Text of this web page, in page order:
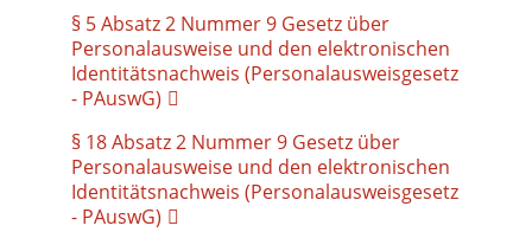
§ 5 Absatz 2 Nummer 9 Gesetz über
Personalausweise und den elektronischen
Identitätsnachweis (Personalausweisgesetz
- PAuswG)
§ 18 Absatz 2 Nummer 9 Gesetz über
Personalausweise und den elektronischen
Identitätsnachweis (Personalausweisgesetz
- PAuswG)